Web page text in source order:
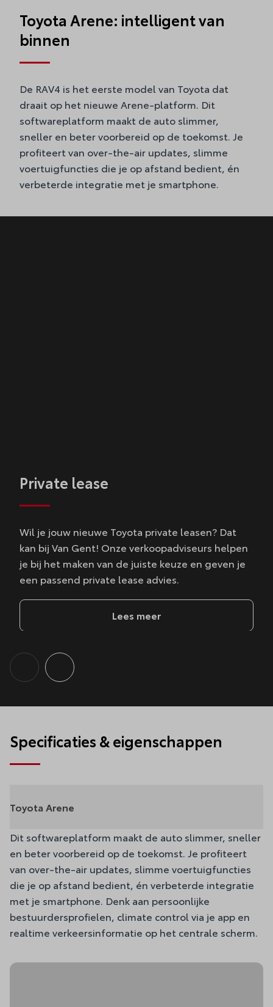
Toyota Arene: intelligent van
binnen
De RAV4 is het eerste model van Toyota dat
draait op het nieuwe Arene-platform. Dit
softwareplatform maakt de auto slimmer,
sneller en beter voorbereid op de toekomst. Je
profiteert van over-the-air updates, slimme
voertuigfuncties die je op afstand bedient, én
verbeterde integratie met je smartphone.
Private lease
Wil je jouw nieuwe Toyota private leasen? Dat
kan bij Van Gent! Onze verkoopadviseurs helpen
je bij het maken van de juiste keuze en geven je
een passend private lease advies.
Lees meer
Specificaties & eigenschappen
Toyota Arene
Dit softwareplatform maakt de auto slimmer, sneller
en beter voorbereid op de toekomst. Je profiteert
van over-the-air updates, slimme voertuigfuncties
die je op afstand bedient, én verbeterde integratie
met je smartphone. Denk aan persoonlijke
bestuurdersprofielen, climate control via je app en
realtime verkeersinformatie op het centrale scherm.